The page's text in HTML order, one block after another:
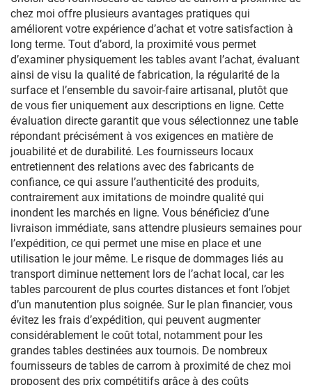
chez moi offre plusieurs avantages pratiques qui
améliorent votre expérience d’achat et votre satisfaction à
long terme. Tout d’abord, la proximité vous permet
d’examiner physiquement les tables avant l’achat, évaluant
ainsi de visu la qualité de fabrication, la régularité de la
surface et l’ensemble du savoir-faire artisanal, plutôt que
de vous fier uniquement aux descriptions en ligne. Cette
évaluation directe garantit que vous sélectionnez une table
répondant précisément à vos exigences en matière de
jouabilité et de durabilité. Les fournisseurs locaux
entretiennent des relations avec des fabricants de
confiance, ce qui assure l’authenticité des produits,
contrairement aux imitations de moindre qualité qui
inondent les marchés en ligne. Vous bénéficiez d’une
livraison immédiate, sans attendre plusieurs semaines pour
l’expédition, ce qui permet une mise en place et une
utilisation le jour même. Le risque de dommages liés au
transport diminue nettement lors de l’achat local, car les
tables parcourent de plus courtes distances et font l’objet
d’un manutention plus soignée. Sur le plan financier, vous
évitez les frais d’expédition, qui peuvent augmenter
considérablement le coût total, notamment pour les
grandes tables destinées aux tournois. De nombreux
fournisseurs de tables de carrom à proximité de chez moi
proposent des prix compétitifs grâce à des coûts